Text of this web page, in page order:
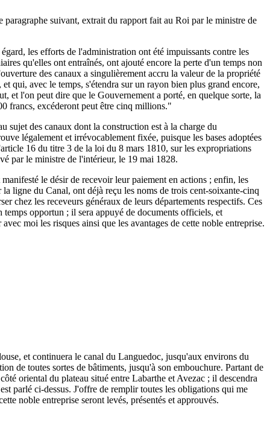
suivant, extrait du rapport fait au Roi par le ministre de
les efforts de l'administration ont été impuissants contre les
qu'elles ont entraînés, ont ajouté encore la perte d'un temps non
des canaux a singulièrement accru la valeur de la propriété
qui, avec le temps, s'étendra sur un rayon bien plus grand encore,
et l'on peut dire que le Gouvernement a porté, en quelque sorte, la
francs, excéderont peut être cinq millions."
sujet des canaux dont la construction est à la charge du
légalement et irrévocablement fixée, puisque les bases adoptées
16 du titre 3 de la loi du 8 mars 1810, sur les expropriations
par le ministre de l'intérieur, le 19 mai 1828.
le désir de recevoir leur paiement en actions ; enfin, les
ligne du Canal, ont déjà reçu les noms de trois cent-soixante-cinq
chez les receveurs généraux de leurs départements respectifs. Ces
temps opportun ; il sera appuyé de documents officiels, et
moi les risques ainsi que les avantages de cette noble entreprise.
et continuera le canal du Languedoc, jusqu'aux environs du
de toutes sortes de bâtiments, jusqu'à son embouchure. Partant de
oriental du plateau situé entre Labarthe et Avezac ; il descendra
parlé ci-dessus. J'offre de remplir toutes les obligations qui me
noble entreprise seront levés, présentés et approuvés.